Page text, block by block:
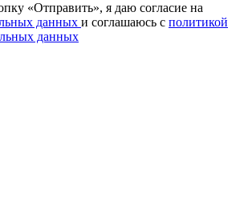
«Отправить», я даю согласие на
данных и соглашаюсь с политикой
данных